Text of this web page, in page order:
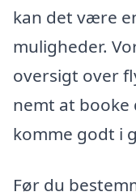
kan det være
muligheder.
oversigt over
nemt at booke
komme godt i
Før du